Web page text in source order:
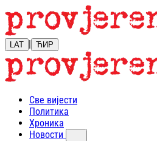
LAT | ЋИР
Све вијести
Политика
Хроника
Новости